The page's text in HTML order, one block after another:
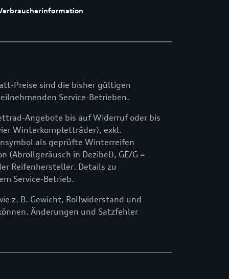
Preise sind die bisher gültigen
Service-Betrieben.
Angebote bis auf Widerruf oder bis
Winterkompletträder), exkl.
als geprüfte Winterreifen
(Abrollgeräusch in Dezibel), GE/G =
Reifenhersteller. Details zu
Service-Betrieb.
z. B. Gewicht, Rollwiderstand und
Änderungen und Satzfehler